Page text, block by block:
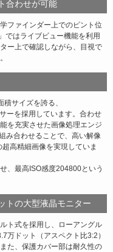
合わせが可能
ファインダー上でのピント位
ではライブビュー機能を利用
ー上で確認しながら、目視で
サイズを誇る、
ーを採用しています。合わせ
を充実させた画像処理エンジ
み合わせることで、高い解像
高精細画像を実現していま
、最高ISO感度204800という
トの大型液晶モニター
ト式を採用し、ローアングル
万ドット（アスペクト比3:2）
た、保護カバー部は耐久性の